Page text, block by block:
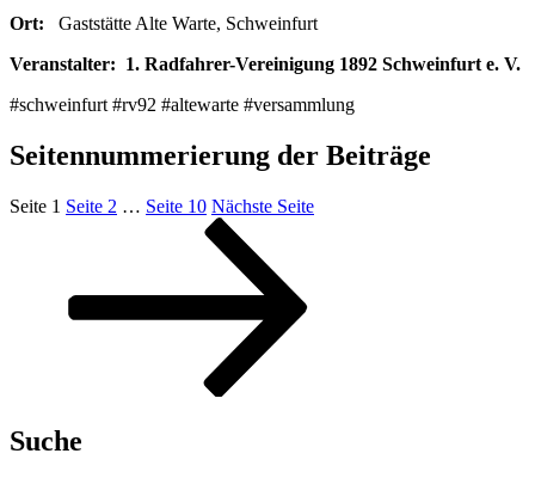
Ort: Gaststätte Alte Warte, Schweinfurt
Veranstalter: 1. Radfahrer-Vereinigung 1892 Schweinfurt e. V.
#schweinfurt #rv92 #altewarte #versammlung
Seitennummerierung der Beiträge
Seite 1 Seite 2 … Seite 10 Nächste Seite
Suche